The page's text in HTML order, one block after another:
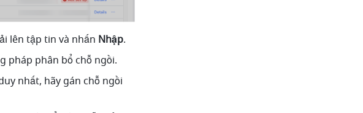
lên tập tin và nhấn Nhập.
pháp phân bổ chỗ ngồi.
nhất, hãy gán chỗ ngồi